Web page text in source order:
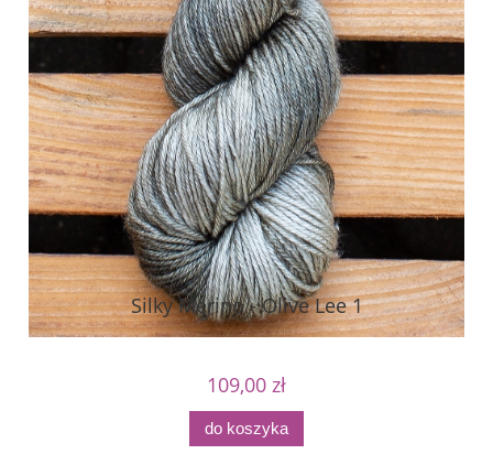
Silky Merino - Olive Lee 1
109,00 zł
do koszyka